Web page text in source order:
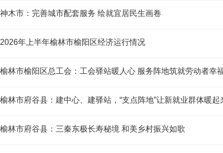
神木市：完善城市配套服务 绘就宜居民生画卷
2026年上半年榆林市榆阳区经济运行情况
榆林市榆阳区总工会：工会驿站暖人心 服务阵地筑就劳动者幸
榆林市府谷县：建中心、建驿站，“支点阵地”让新就业群体暖起
榆林市府谷县：三秦东极长寿秘境 和美乡村振兴如歌